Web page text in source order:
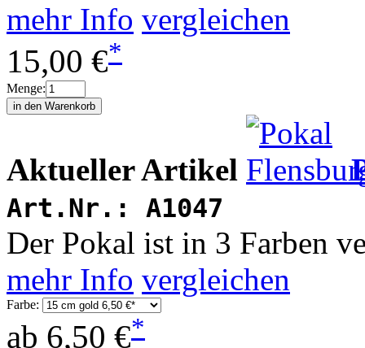
mehr Info vergleichen
15,00 €*
Menge:
Aktueller Artikel
Art.Nr.: A1047
Der Pokal ist in 3 Farben
mehr Info vergleichen
Farbe:
ab 6,50 €*